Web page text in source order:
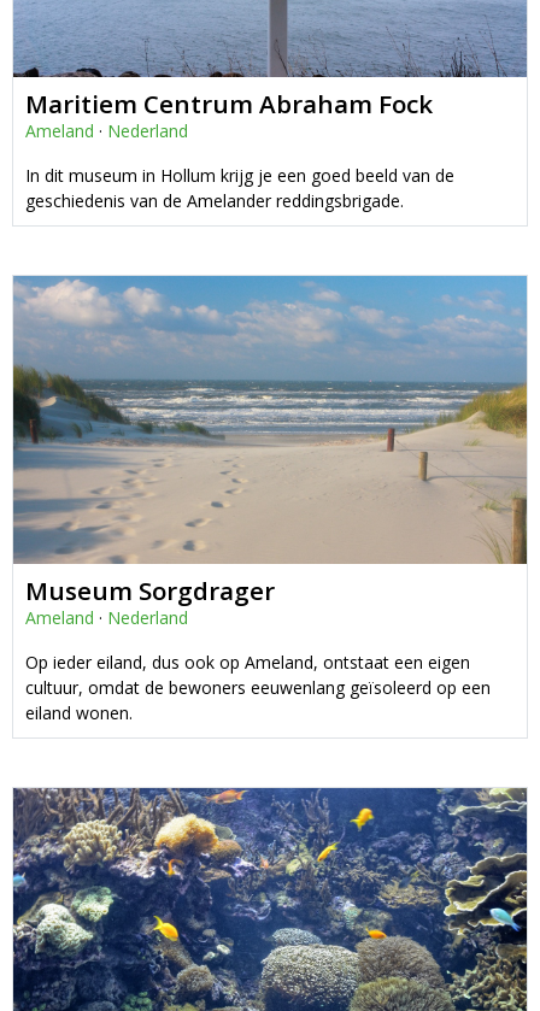
Maritiem Centrum Abraham Fock
Ameland · Nederland
In dit museum in Hollum krijg je een goed beeld van de
geschiedenis van de Amelander reddingsbrigade.
Museum Sorgdrager
Ameland · Nederland
Op ieder eiland, dus ook op Ameland, ontstaat een eigen
cultuur, omdat de bewoners eeuwenlang geïsoleerd op een
eiland wonen.